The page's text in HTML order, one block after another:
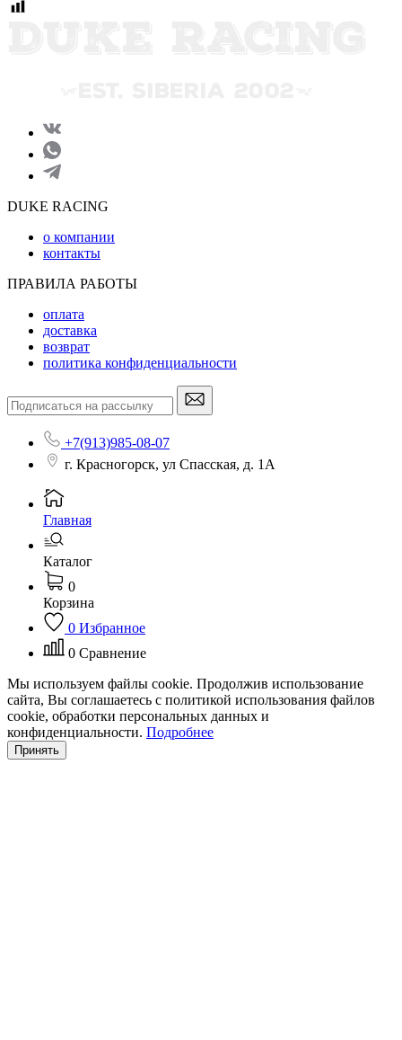
DUKE RACING
о компании
контакты
ПРАВИЛА РАБОТЫ
оплата
доставка
возврат
политика конфиденциальности
+7(913)985-08-07
г. Красногорск, ул Спасская, д. 1А
Главная
Каталог
0
Корзина
0 Избранное
0 Сравнение
Мы используем файлы cookie. Продолжив использование
сайта, Вы соглашаетесь с политикой использования файлов
cookie, обработки персональных данных и
конфиденциальности. Подробнее
Принять